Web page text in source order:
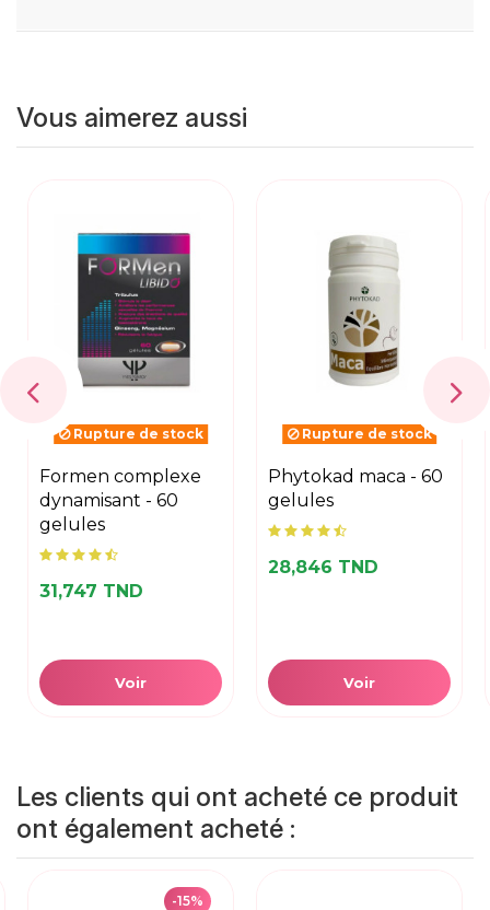
Vous aimerez aussi
Rupture de stock
formen complexe
dynamisant - 60
gelules
31,747 TND
Voir
Rupture de stock
phytokad maca - 60
gelules
28,846 TND
Voir
Les clients qui ont acheté ce produit
ont également acheté :
-15%